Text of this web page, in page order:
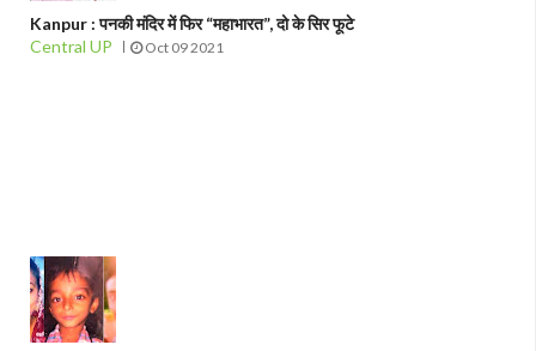
Kanpur : पनकी मंदिर में फिर “महाभारत”, दो के सिर फूटे
Central UP
Oct 09 2021